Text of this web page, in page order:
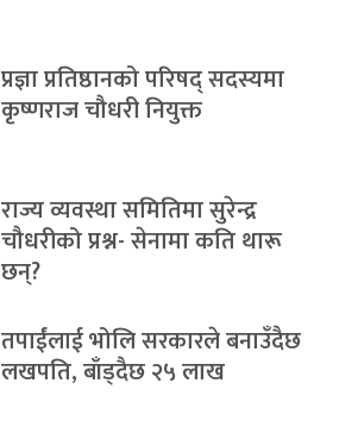
प्रज्ञा प्रतिष्ठानको परिषद् सदस्यमा
कृष्णराज चौधरी नियुक्त
राज्य व्यवस्था समितिमा सुरेन्द्र
चौधरीको प्रश्न- सेनामा कति थारू
छन्?
तपाईंलाई भोलि सरकारले बनाउँदैछ
लखपति, बाँड्दैछ २५ लाख